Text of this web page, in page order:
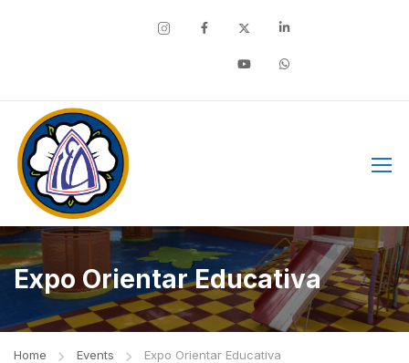
Expo Orientar Educativa
Home Events Expo Orientar Educativa